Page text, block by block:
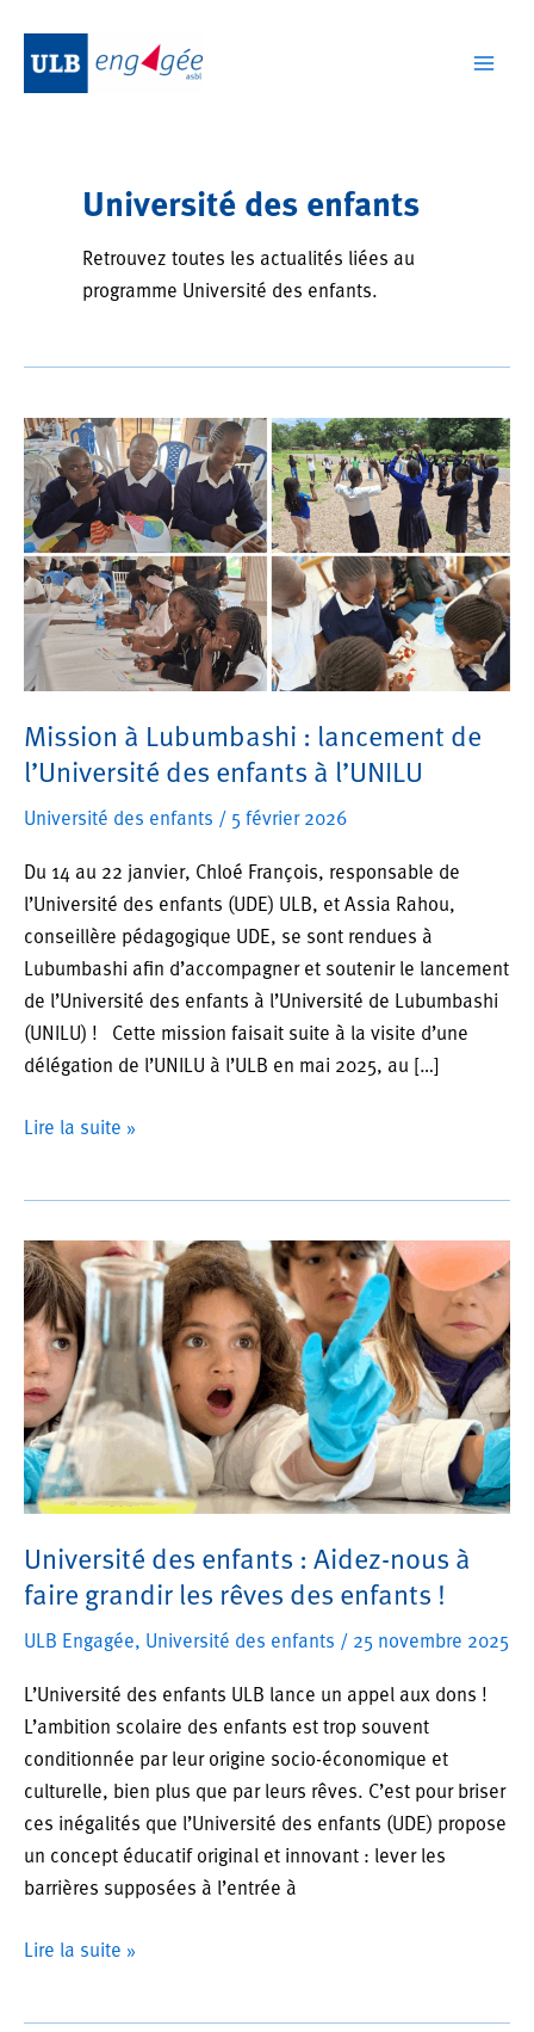
contenu
Université des enfants
Retrouvez toutes les actualités liées au
programme Université des enfants.
Mission à Lubumbashi : lancement de
l’Université des enfants à l’UNILU
Université des enfants / 5 février 2026
Du 14 au 22 janvier, Chloé François, responsable de
l’Université des enfants (UDE) ULB, et Assia Rahou,
conseillère pédagogique UDE, se sont rendues à
Lubumbashi afin d’accompagner et soutenir le lancement
de l’Université des enfants à l’Université de Lubumbashi
(UNILU) ! Cette mission faisait suite à la visite d’une
délégation de l’UNILU à l’ULB en mai 2025, au […]
Mission
lancement
de
l’Université
des
enfants
à
l’UNILU
Lire la suite »
Université des enfants : Aidez-nous à
faire grandir les rêves des enfants !
ULB Engagée, Université des enfants / 25 novembre 2025
L’Université des enfants ULB lance un appel aux dons !
L’ambition scolaire des enfants est trop souvent
conditionnée par leur origine socio-économique et
culturelle, bien plus que par leurs rêves. C’est pour briser
ces inégalités que l’Université des enfants (UDE) propose
un concept éducatif original et innovant : lever les
barrières supposées à l’entrée à
Université
Lire la suite »